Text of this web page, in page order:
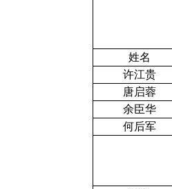
姓名
许江贵
唐启蓉
余臣华
何后军